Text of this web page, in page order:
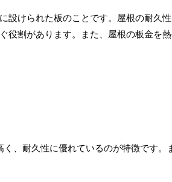
けられた板のことです。屋根の耐久
役割があります。また、屋根の板金を
、耐久性に優れているのが特徴です。